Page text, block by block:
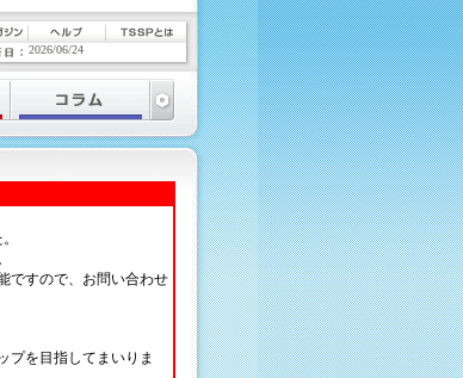
ですので、お問い合わせ
プを目指してまいりま
2026/06/24